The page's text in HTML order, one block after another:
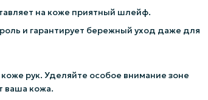
на коже приятный шлейф.
и гарантирует бережный уход даже для
рук. Уделяйте особое внимание зоне
ваша кожа.